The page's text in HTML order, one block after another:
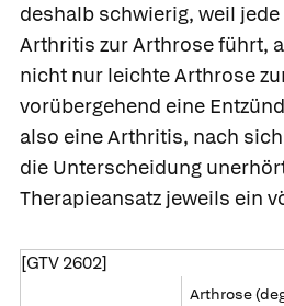
deshalb schwierig, weil
Arthritis zurArthroseführt,
nicht nur leichte Arthrose
vorübergehend eine
also eine Arthritis, nach
die Unterscheidung
Therapieansatz jeweils ein
[GTV 2602]
Arthrose